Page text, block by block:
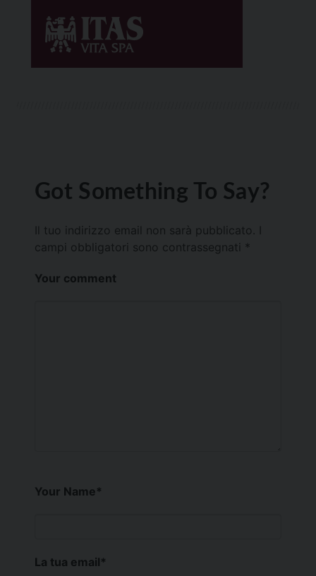
Got Something To Say?
Il tuo indirizzo email non sarà pubblicato.
campi obbligatori sono contrassegnati *
Your comment
Your Name*
La tua email*